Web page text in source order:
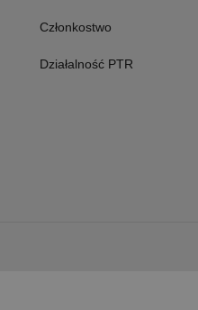
Członkostwo
Działalność PTR